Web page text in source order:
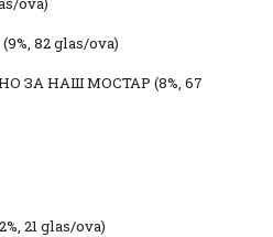
(9%, 82 glas/ova)
ЗА НАШ МОСТАР (8%, 67
21 glas/ova)